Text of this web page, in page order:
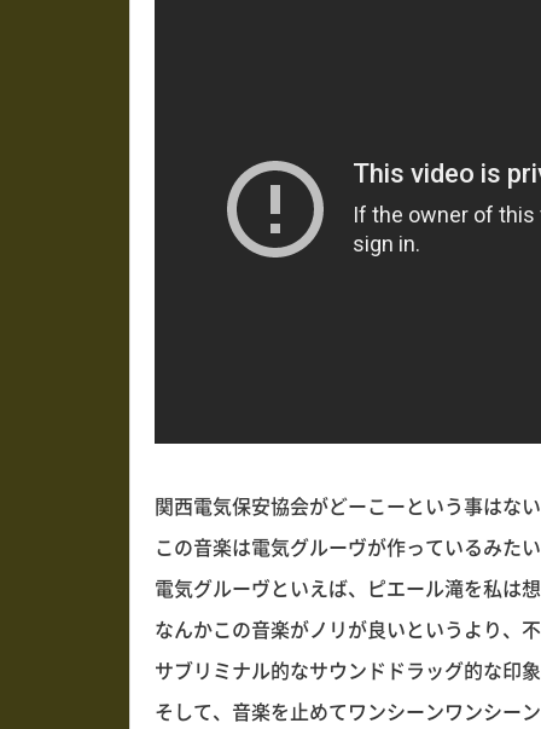
関西電気保安協会がどーこーという事はな
この音楽は電気グルーヴが作っているみた
電気グルーヴといえば、ピエール滝を私は
なんかこの音楽がノリが良いというより、
サブリミナル的なサウンドドラッグ的な印
そして、音楽を止めてワンシーンワンシー